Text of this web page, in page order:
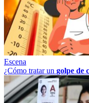
Escena
¿Cómo tratar un golpe de